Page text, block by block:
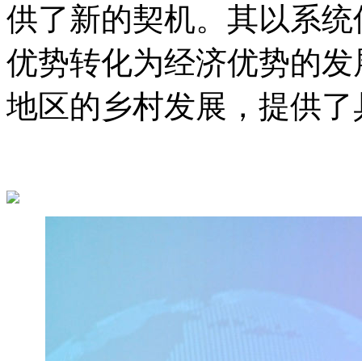
供了新的契机。其以系
优势转化为经济优势的
地区的乡村发展，提供